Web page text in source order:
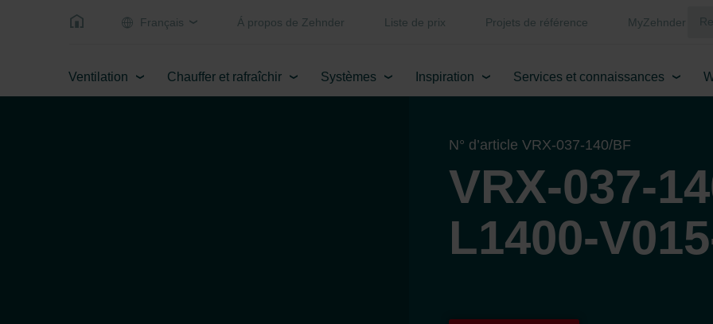
Français Á propos de Zehnder Liste de prix Projets de référence MyZehnder
Ventilation Chauffer et rafraîchir Systèmes Inspiration Services et connaissances
N° d’article VRX-037-140/BF
VRX-037-
L1400-